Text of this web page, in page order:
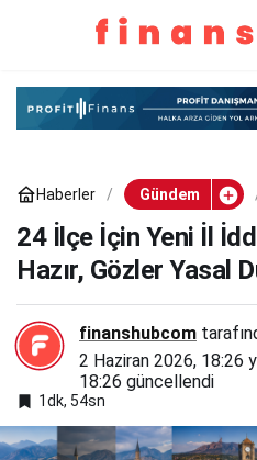
Haberler Gündem
24 İlçe İçin Yeni İl
Hazır, Gözler Yasal
finanshubcom
2 Haziran 2026, 18:26
18:26 güncellendi
1dk, 54sn
24 İlçe İçin Yeni İl İddiası:
Plakalar Hazır, Gözler